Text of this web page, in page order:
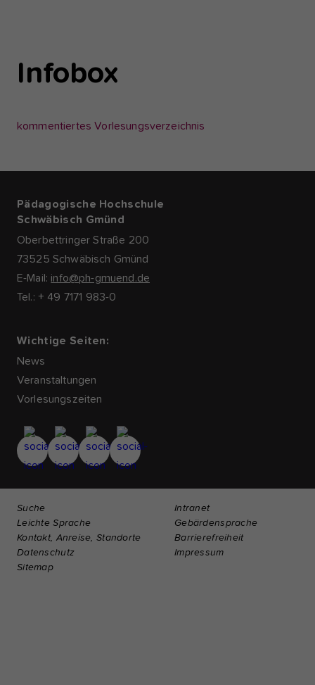
Infobox
kommentiertes Vorlesungsverzeichnis
Pädagogische Hochschule
Schwäbisch Gmünd
Oberbettringer Straße 200
73525 Schwäbisch Gmünd
E-Mail: info@ph-gmuend.de
Tel.: + 49 7171 983-0
Wichtige Seiten:
News
Veranstaltungen
Vorlesungszeiten
Suche
Intranet
Leichte Sprache
Gebärdensprache
Kontakt, Anreise, Standorte
Barrierefreiheit
Datenschutz
Impressum
Sitemap